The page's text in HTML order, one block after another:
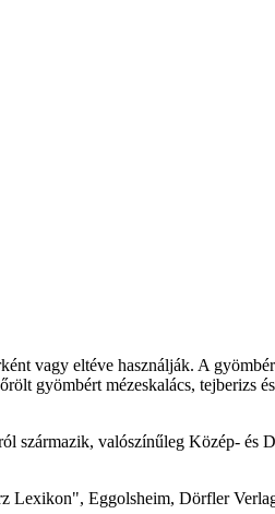
vagy eltéve használják. A
gyömbért mézeskalács, tejberizs
származik, valószínűleg Közép-
Lexikon", Eggolsheim, Dörfler